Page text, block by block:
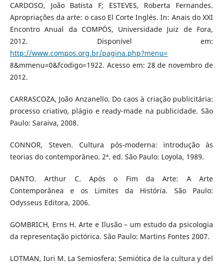
CARDOSO, João Batista F; ESTEVES, Roberta Fernandes.
Apropriações da arte: o caso El Corte Inglés. In: Anais do XXI
Encontro Anual da COMPÓS, Universidade Juiz de Fora,
2012. Disponível em:
http://www.compos.org.br/pagina.php?menu=
8&mmenu=0&fcodigo=1922. Acesso em: 28 de novembro de
2012.
CARRASCOZA, João Anzanello. Do caos à criação publicitária:
processo criativo, plágio e ready-made na publicidade. São
Paulo: Saraiva, 2008.
CONNOR, Steven. Cultura pós-moderna: introdução às
teorias do contemporâneo. 2ª. ed. São Paulo: Loyola, 1989.
DANTO. Arthur C. Após o Fim da Arte: A Arte
Contemporânea e os Limites da História. São Paulo:
Odysseus Editora, 2006.
GOMBRICH, Erns H. Arte e Ilusão – um estudo da psicologia
da representação pictórica. São Paulo: Martins Fontes 2007.
LOTMAN, Iuri M. La Semiosfera: Semiótica de la cultura y del